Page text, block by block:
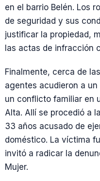
en el barrio Belén. Los
de seguridad y sus
justificar la propiedad,
las actas de infracción
Finalmente, cerca de
agentes acudieron a
un conflicto familiar en
Alta. Allí se procedió a
33 años acusado de
doméstico. La víctima
invitó a radicar la
Mujer.